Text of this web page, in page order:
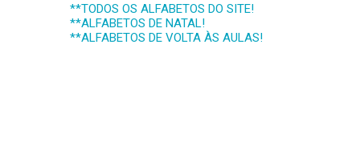
**TODOS OS ALFABETOS DO SITE!
**ALFABETOS DE NATAL!
**ALFABETOS DE VOLTA ÀS AULAS!